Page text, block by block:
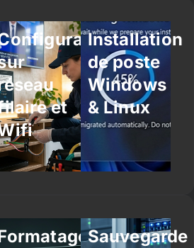
et
Installation
de poste
Windows
& Linux
Sauvegarde